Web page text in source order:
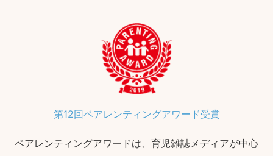
第12回ペアレンティングアワード受賞
ペアレンティングアワードは、育児雑誌メディアが中心